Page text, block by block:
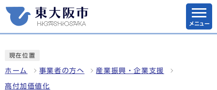
メニュー
現在位置
ホーム 事業者の方へ 産業振興・企業支援
高付加価値化